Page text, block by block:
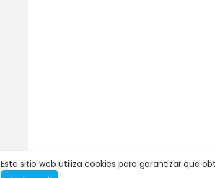
Este sitio web utiliza cookies para garantizar que